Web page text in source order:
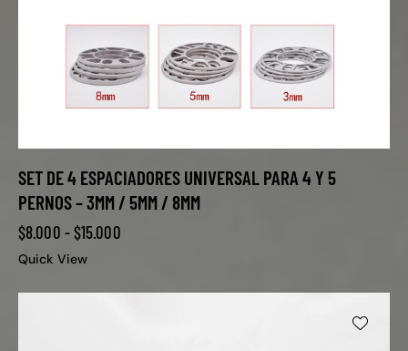
SET DE 4 ESPACIADORES UNIVERSAL PARA 4 Y 5
PERNOS – 3MM / 5MM / 8MM
$8.000 -$15.000
Quick View